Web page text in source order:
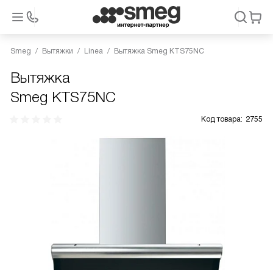
Smeg Вытяжки Linea Вытяжка Smeg KTS75NC
Вытяжка
Smeg KTS75NC
Код товара: 2755